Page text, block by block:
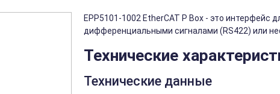
EPP5101-1002 EtherCAT P Box - это
дифференциальными сигналами (RS422) или
Технические
Технические данные